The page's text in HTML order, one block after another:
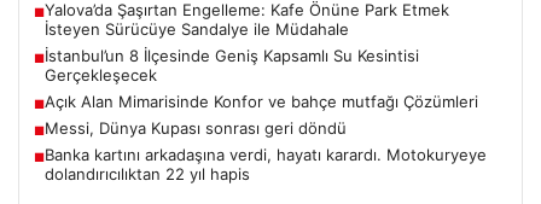
■Yalova’da Şaşırtan Engelleme: Kafe Önüne Park Etmek
İsteyen Sürücüye Sandalye ile Müdahale
■İstanbul’un 8 İlçesinde Geniş Kapsamlı Su Kesintisi
Gerçekleşecek
■Açık Alan Mimarisinde Konfor ve bahçe mutfağı Çözümleri
■Messi, Dünya Kupası sonrası geri döndü
■Banka kartını arkadaşına verdi, hayatı karardı. Motokuryeye
dolandırıcılıktan 22 yıl hapis